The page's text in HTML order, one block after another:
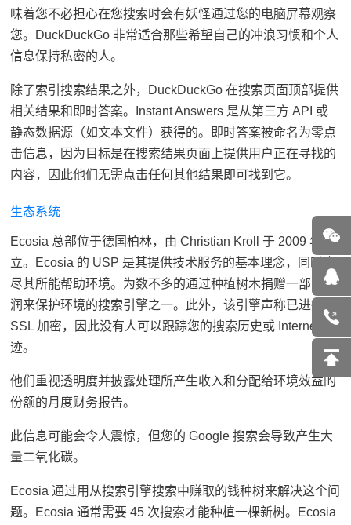
味着您不必担心在您搜索时会有妖怪通过您的电脑屏幕观察
您。DuckDuckGo 非常适合那些希望自己的冲浪习惯和个人
信息保持私密的人。
除了索引搜索结果之外，DuckDuckGo 在搜索页面顶部提供
相关结果和即时答案。Instant Answers 是从第三方 API 或
静态数据源（如文本文件）获得的。即时答案被命名为零点
击信息，因为目标是在搜索结果页面上提供用户正在寻找的
内容，因此他们无需点击任何其他结果即可找到它。
生态系统
Ecosia 总部位于德国柏林，由 Christian Kroll 于 2009 年创
立。Ecosia 的 USP 是其提供技术服务的基本理念，同时也
尽其所能帮助环境。为数不多的通过种植树木捐赠一部分利
润来保护环境的搜索引擎之一。此外，该引擎声称已进行
SSL 加密，因此没有人可以跟踪您的搜索历史或 Internet 足
迹。
他们重视透明度并披露处理所产生收入和分配给环境效益的
份额的月度财务报告。
此信息可能会令人震惊，但您的 Google 搜索会导致产生大
量二氧化碳。
Ecosia 通过用从搜索引擎搜索中赚取的钱种树来解决这个问
题。Ecosia 通常需要 45 次搜索才能种植一棵新树。Ecosia